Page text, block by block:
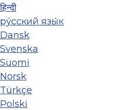
हिन्दी
ру́сский язы́к
Dansk
Svenska
Suomi
Norsk
Türkçe
Polski